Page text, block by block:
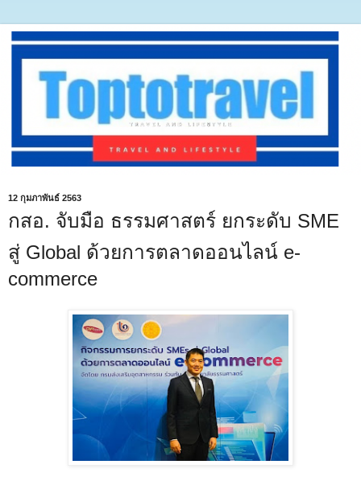
12 กุมภาพันธ์ 2563
กสอ. จับมือ ธรรมศาสตร์ ยกระดับ SME
สู่ Global ด้วยการตลาดออนไลน์ e-
commerce